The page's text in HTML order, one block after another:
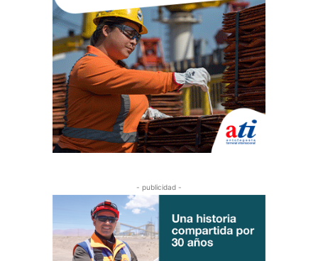
- publicidad -